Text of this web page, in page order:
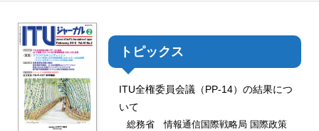
法人賛助会員のご案内
協会案内パンフレット
協会の所在地
図書販売
閲覧のご案内 - ITU関係出版物 -
人材育成
ITU-D 関係のデータ情報
ITU勧告リスト
ITUメンバー情報（加盟国、参加企業・団体）
トピックス
ITU全権委員会議（PP-14）の結果につ
いて
総務省 情報通信国際戦略局 国際政策